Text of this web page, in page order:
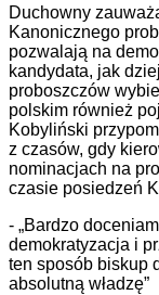
Duchowny
Kanonicznego
pozwalają na
kandydata, jak
proboszczów
polskim również
Kobyliński
z czasów, gdy
nominacjach na
czasie posiedzeń
- „Bardzo
demokratyzacja i
ten sposób biskup
absolutną władzę”